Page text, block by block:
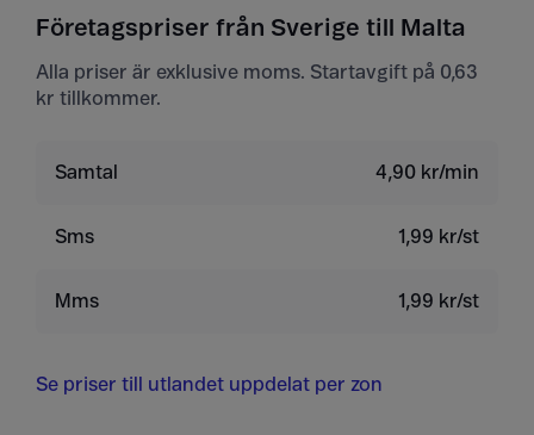
Företagspriser från Sverige till Malta
Alla priser är exklusive moms. Startavgift på 0,63
kr tillkommer.
Samtal 4,90 kr/min
Sms 1,99 kr/st
Mms 1,99 kr/st
Se priser till utlandet uppdelat per zon